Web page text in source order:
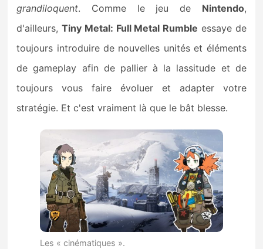
grandiloquent. Comme le jeu de Nintendo,
d'ailleurs,Tiny Metal: Full Metal Rumble essaye de
toujours introduire de nouvelles unités et éléments
de gameplay afin de pallier à la lassitude et de
toujours vous faire évoluer et adapter votre
stratégie. Et c'est vraiment là que le bât blesse.
Les « cinématiques ».